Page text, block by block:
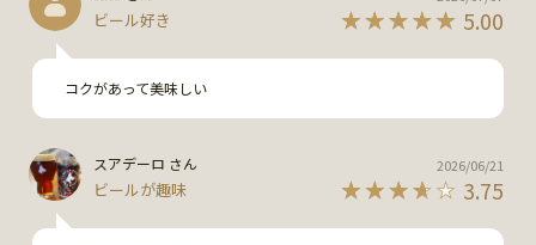
ビール好き 5.00
コクがあって美味しい
スアデーロ さん
ビールが趣味 3.75
2026/06/21